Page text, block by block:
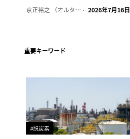
京正裕之 （オルタナ副編集長） 2026年7月16日
重要キーワード
#脱炭素